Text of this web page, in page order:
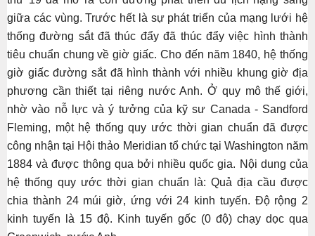
giữa các vùng. Trước hết là sự phát triển của mạng lưới hệ
thống đường sắt đã thúc đẩy đã thúc đẩy việc hình thành
tiêu chuẩn chung về giờ giấc. Cho đến năm 1840, hệ thống
giờ giấc đường sắt đã hình thành với nhiều khung giờ địa
phương cần thiết tại riêng nước Anh. Ở quy mô thế giới,
nhờ vào nỗ lực và ý tưởng của kỹ sư Canada - Sandford
Fleming, một hệ thống quy ước thời gian chuẩn đã được
công nhận tại Hội thảo Meridian tổ chức tại Washington năm
1884 và được thông qua bởi nhiều quốc gia. Nội dung của
hệ thống quy ước thời gian chuẩn là: Quả địa cầu được
chia thành 24 múi giờ, ứng với 24 kinh tuyến. Độ rộng 2
kinh tuyến là 15 độ. Kinh tuyến gốc (0 độ) chạy dọc qua